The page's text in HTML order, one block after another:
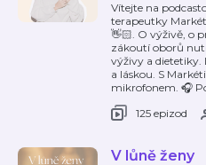
Vítejte na
terapeutky
👋🏻. O výživě, o
zákoutí oborů
výživy a dietetiky.
a láskou. S
mikrofonem. 🎧
125 epizod
V lůně ženy